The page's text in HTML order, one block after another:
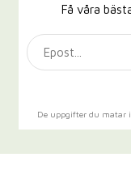
Få våra
De uppgifter du matar